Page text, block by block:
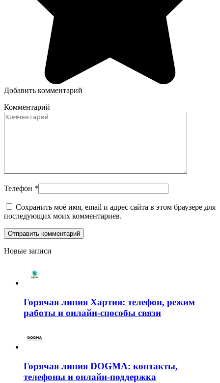
Добавить комментарий
Комментарий
Телефон *
Сохранить моё имя, email и адрес сайта в этом браузере для
последующих моих комментариев.
Новые записи
Горячая линия Хартия: телефон, режим
работы и онлайн-способы связи
Горячая линия DOGMA: контакты,
телефоны и онлайн-поддержка